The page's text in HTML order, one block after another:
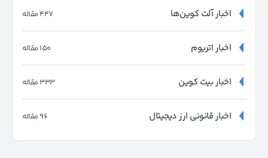
447 مقاله اخبار آلت کوین‌ها
150 مقاله اخبار اتریوم
333 مقاله اخبار بیت کوین
96 مقاله اخبار قانونی ارز دیجیتال